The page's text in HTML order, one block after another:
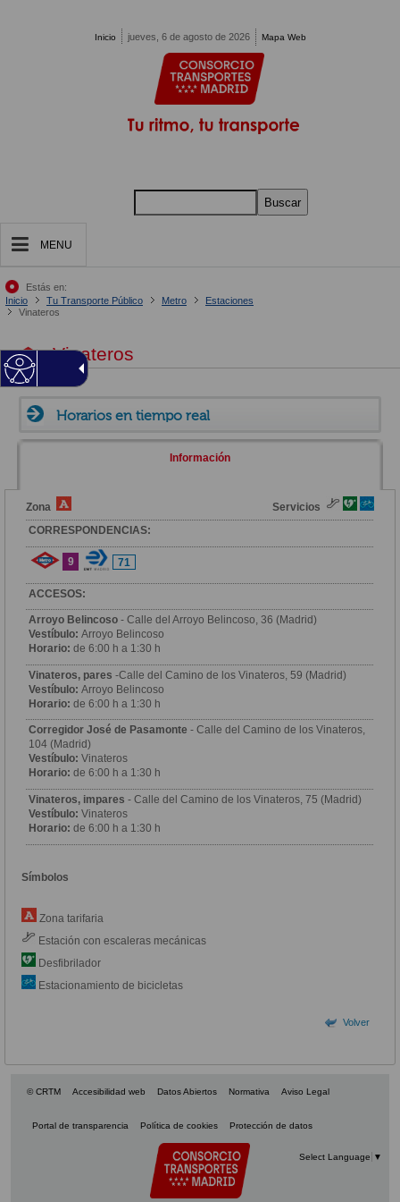
Inicio jueves, 6 de agosto de 2026 Mapa Web
Buscar
MENU
Estás en:
Inicio
Tu Transporte Público Metro
Estaciones
Vinateros
Vinateros
Horarios en tiempo real
Información
Zona
Servicios
CORRESPONDENCIAS:
9 71
ACCESOS:
Arroyo Belincoso - Calle del Arroyo Belincoso, 36 (Madrid)
Vestíbulo: Arroyo Belincoso
Horario: de 6:00 h a 1:30 h
Vinateros, pares -Calle del Camino de los Vinateros, 59 (Madrid)
Vestíbulo: Arroyo Belincoso
Horario: de 6:00 h a 1:30 h
Corregidor José de Pasamonte - Calle del Camino de los Vinateros,
104 (Madrid)
Vestíbulo: Vinateros
Horario: de 6:00 h a 1:30 h
Vinateros, impares - Calle del Camino de los Vinateros, 75 (Madrid)
Vestíbulo: Vinateros
Horario: de 6:00 h a 1:30 h
Símbolos
Zona tarifaria
Estación con escaleras mecánicas
Desfibrilador
Estacionamiento de bicicletas
Volver
© CRTM Accesibilidad web Datos Abiertos Normativa Aviso Legal
Portal de transparencia Política de cookies Protección de datos
Select Language ▼